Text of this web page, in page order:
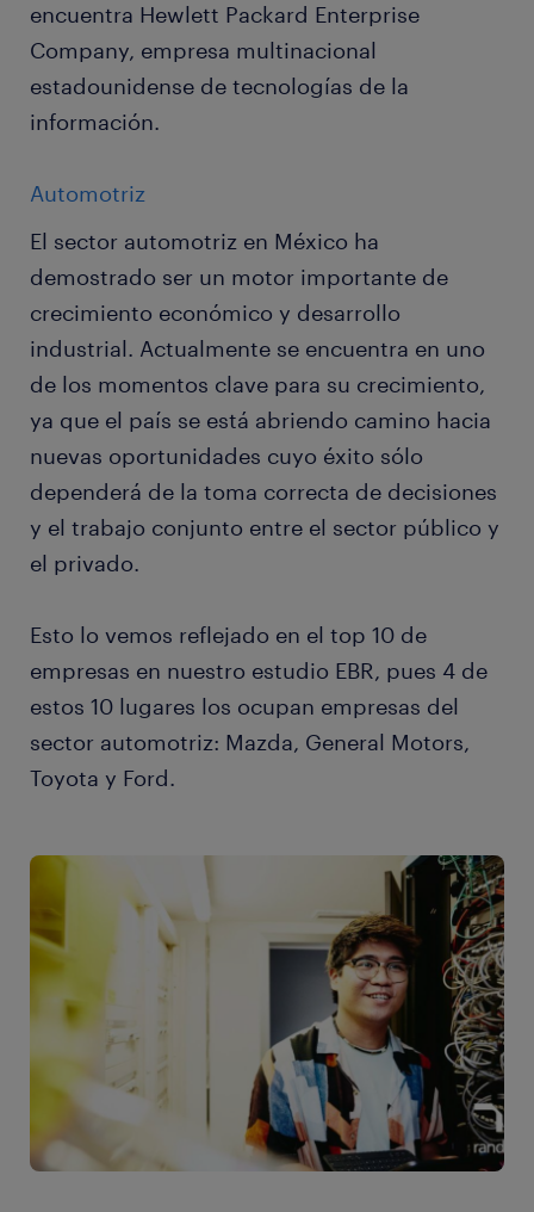
encuentra Hewlett Packard Enterprise
Company, empresa multinacional
estadounidense de tecnologías de la
información.
Automotriz
El sector automotriz en México ha
demostrado ser un motor importante de
crecimiento económico y desarrollo
industrial. Actualmente se encuentra en uno
de los momentos clave para su crecimiento,
ya que el país se está abriendo camino hacia
nuevas oportunidades cuyo éxito sólo
dependerá de la toma correcta de decisiones
y el trabajo conjunto entre el sector público y
el privado.
Esto lo vemos reflejado en el top 10 de
empresas en nuestro estudio EBR, pues 4 de
estos 10 lugares los ocupan empresas del
sector automotriz: Mazda, General Motors,
Toyota y Ford.